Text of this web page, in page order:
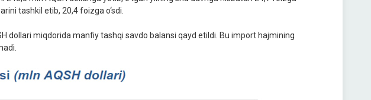
tashkil etib, 20,4 foizga o‘sdi.
dollari miqdorida manfiy tashqi savdo balansi qayd etildi. Bu import hajmining